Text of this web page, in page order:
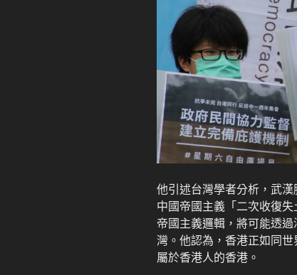
他引述台灣學者分析，武
中國帝國主義「二次收復
帝國主義邏輯，將可能透
灣。他認為，香港正如同
屬於香港人的香港。